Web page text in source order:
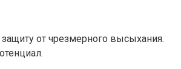
от чрезмерного высыхания.